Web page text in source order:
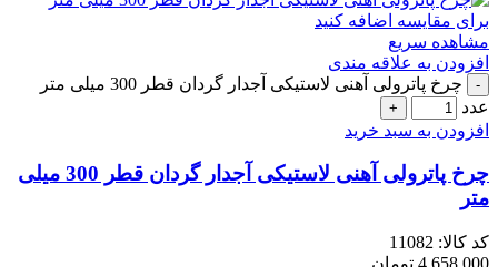
برای مقایسه اضافه کنید
مشاهده سریع
افزودن به علاقه مندی
چرخ پاترولی آهنی لاستیکی آجدار گردان قطر 300 میلی متر
عدد
افزودن به سبد خرید
چرخ پاترولی آهنی لاستیکی آجدار گردان قطر 300 میلی
متر
کد کالا: 11082
4,658,000 تومان